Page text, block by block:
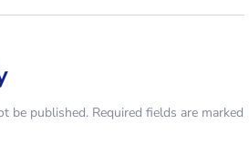
be published. Required fields are marked